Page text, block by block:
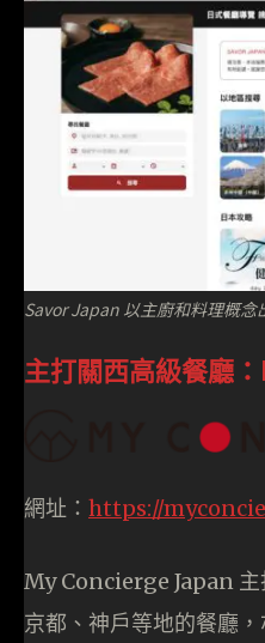
Savor Japan 以主廚和料理概念
主打關西高級餐廳
網址： https://
My Concierge Japan 主
京都、神戶等地的餐廳